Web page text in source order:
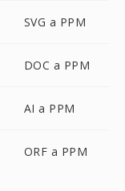
SVG a PPM
DOC a PPM
AI a PPM
ORF a PPM